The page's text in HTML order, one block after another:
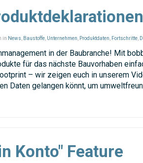
in News Baustoffe Unternehmen Produktdaten Fortschritte
in der Baubranche! Mit
für das nächste Bauvorhaben
– wir zeigen euch in unserem
Daten gelangen könnt, um
Konto" Feature